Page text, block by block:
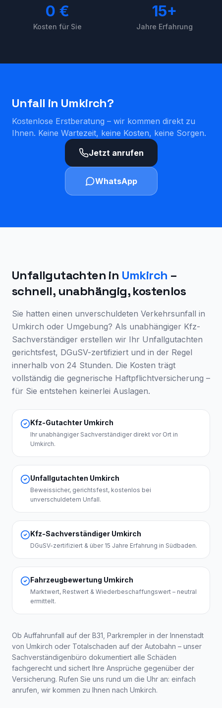
0 €
Kosten für Sie
15+
Jahre Erfahrung
Unfall in Umkirch?
Kostenlose Erstberatung – wir kommen direkt zu
Ihnen. Keine Wartezeit, keine Kosten, keine Sorgen.
Jetzt anrufen
WhatsApp
Unfallgutachten in Umkirch –
schnell, unabhängig, kostenlos
Sie hatten einen unverschuldeten Verkehrsunfall in
Umkirch oder Umgebung? Als unabhängiger Kfz-
Sachverständiger erstellen wir Ihr Unfallgutachten
gerichtsfest, DGuSV-zertifiziert und in der Regel
innerhalb von 24 Stunden. Die Kosten trägt
vollständig die gegnerische Haftpflichtversicherung –
für Sie entstehen keinerlei Auslagen.
Kfz-Gutachter Umkirch
Ihr unabhängiger Sachverständiger direkt vor Ort in
Umkirch.
Unfallgutachten Umkirch
Beweissicher, gerichtsfest, kostenlos bei
unverschuldetem Unfall.
Kfz-Sachverständiger Umkirch
DGuSV-zertifiziert & über 15 Jahre Erfahrung in Südbaden.
Fahrzeugbewertung Umkirch
Marktwert, Restwert & Wiederbeschaffungswert – neutral
ermittelt.
Ob Auffahrunfall auf der B31, Parkrempler in der Innenstadt
von Umkirch oder Totalschaden auf der Autobahn – unser
Sachverständigenbüro dokumentiert alle Schäden
fachgerecht und sichert Ihre Ansprüche gegenüber der
Versicherung. Rufen Sie uns rund um die Uhr an: einfach
anrufen, wir kommen zu Ihnen nach Umkirch.